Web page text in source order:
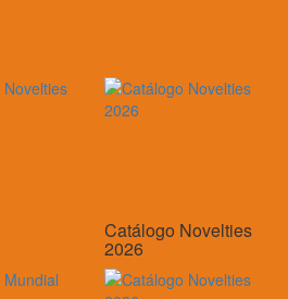
Catálogo Novelties
2026